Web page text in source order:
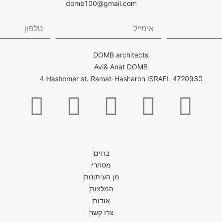
domb100@gmail.com
DOMB architects
Avi& Anat DOMB
4 Hashomer st. Ramat-Hasharon ISRAEL 4720930
בתים
מסחרי
מן העיתונות
המלצות
אודות
צרו קשר